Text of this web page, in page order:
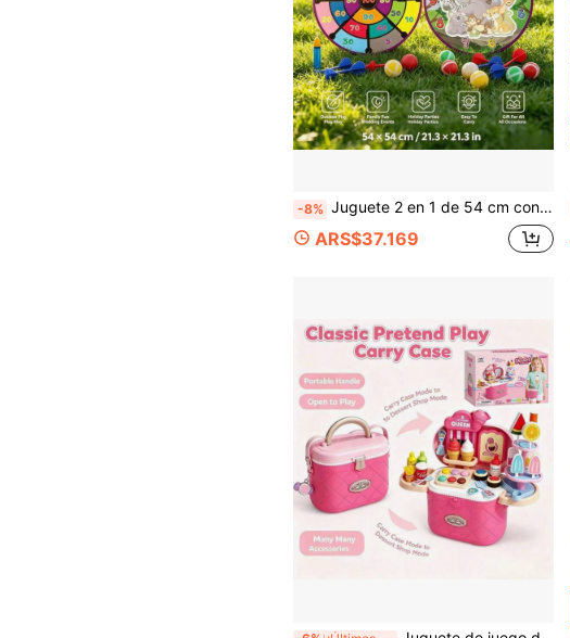
-8% Juguete 2 en 1 de 54 cm con tablero de dardos de pintura de agua de animales de doble cara, un lado tablero de dardos con puntuación y un lado lienzo de agua de animales, garabato de agua claro borrable y reescribible, viene con dardos de bolas adhesivas y bolígrafos de acuarela, juego completo de accesorios, material de tela no tejida, adecuado para sala de estar interior, patio exterior, fiesta de vacaciones, ejercicios de reconocimiento de colores y conteo, regalo de Navidad, cumpleaños y aniversario para niños y niñas
ARS$37.169